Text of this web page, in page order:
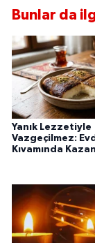
Bunlar da
Yanık Lezzetiyle
Vazgeçilmez:
Kıvamında